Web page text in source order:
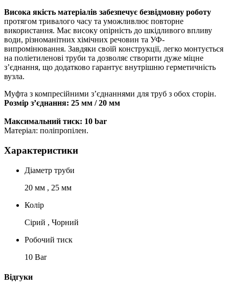
Висока якість матеріалів забезпечує безвідмовну роботу
протягом тривалого часу та уможливлює повторне
використання. Має високу опірність до шкідливого впливу
води, різноманітних хімічних речовин та УФ-
випромінювання. Завдяки своїй конструкції, легко монтується
на поліетиленові труби та дозволяє створити дуже міцне
з’єднання, що додатково гарантує внутрішню герметичність
вузла.
Муфта з компресійними з’єднаннями для труб з обох сторін.
Розмір з’єднання: 25 мм / 20 мм
Максимальний тиск: 10 bar
Матеріал: поліпропілен.
Характеристики
Діаметр труби
20 мм , 25 мм
Колір
Сірий , Чорний
Робочий тиск
10 Bar
Відгуки